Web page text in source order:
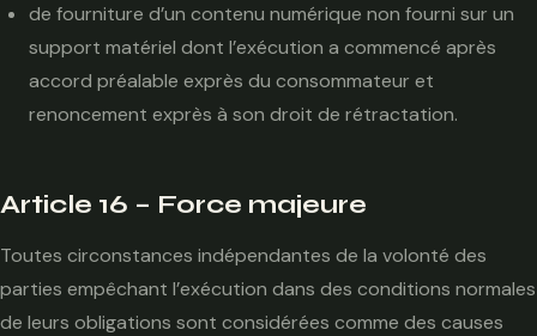
de fourniture d’un contenu numérique non fourni sur un
support matériel dont l’exécution a commencé après
accord préalable exprès du consommateur et
renoncement exprès à son droit de rétractation.
Article 16 – Force majeure
Toutes circonstances indépendantes de la volonté des
parties empêchant l’exécution dans des conditions normales
de leurs obligations sont considérées comme des causes